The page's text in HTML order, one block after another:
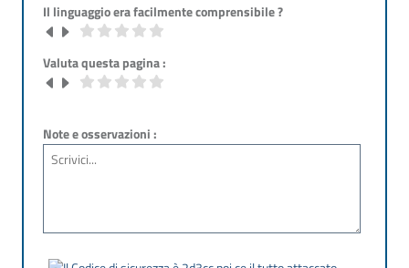
Il linguaggio era facilmente comprensibile ?
Valuta questa pagina :
Note e osservazioni :